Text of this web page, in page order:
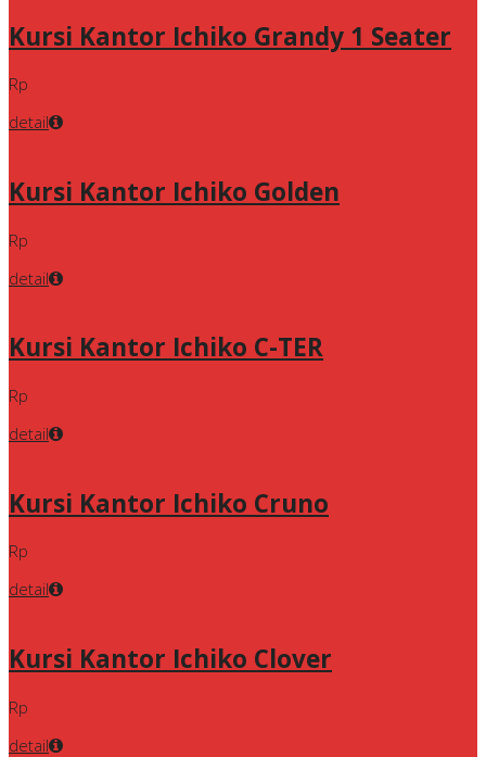
Kursi Kantor Ichiko Grandy 1 Seater
Rp
detail
Kursi Kantor Ichiko Golden
Rp
detail
Kursi Kantor Ichiko C-TER
Rp
detail
Kursi Kantor Ichiko Cruno
Rp
detail
Kursi Kantor Ichiko Clover
Rp
detail